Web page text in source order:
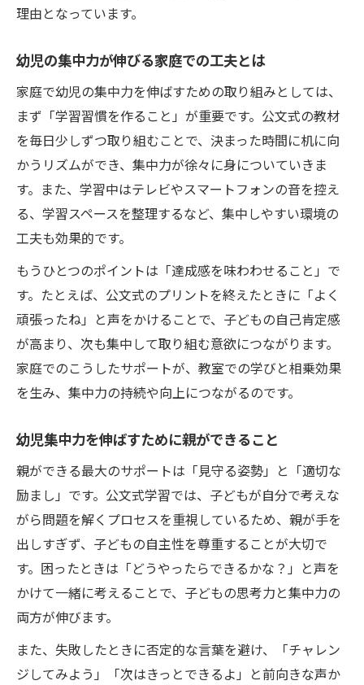
幼児集中力が子どもの自己成長を促す理由
理由となっています。
幼児の集中力が伸びる家庭での工夫とは
家庭で幼児の集中力を伸ばすための取り組みとしては、
まず「学習習慣を作ること」が重要です。公文式の教材
を毎日少しずつ取り組むことで、決まった時間に机に向
かうリズムができ、集中力が徐々に身についていきま
す。また、学習中はテレビやスマートフォンの音を控え
る、学習スペースを整理するなど、集中しやすい環境の
工夫も効果的です。
もうひとつのポイントは「達成感を味わわせること」で
す。たとえば、公文式のプリントを終えたときに「よく
頑張ったね」と声をかけることで、子どもの自己肯定感
が高まり、次も集中して取り組む意欲につながります。
家庭でのこうしたサポートが、教室での学びと相乗効果
を生み、集中力の持続や向上につながるのです。
幼児集中力を伸ばすために親ができること
親ができる最大のサポートは「見守る姿勢」と「適切な
励まし」です。公文式学習では、子どもが自分で考えな
がら問題を解くプロセスを重視しているため、親が手を
出しすぎず、子どもの自主性を尊重することが大切で
す。困ったときは「どうやったらできるかな？」と声を
かけて一緒に考えることで、子どもの思考力と集中力の
両方が伸びます。
また、失敗したときに否定的な言葉を避け、「チャレン
ジしてみよう」「次はきっとできるよ」と前向きな声か